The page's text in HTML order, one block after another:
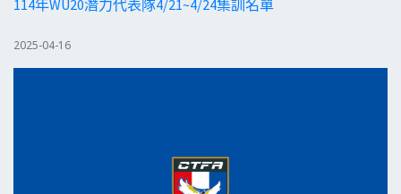
114年WU20潛力代表隊4/21~4/24集訓名單
2025-04-16